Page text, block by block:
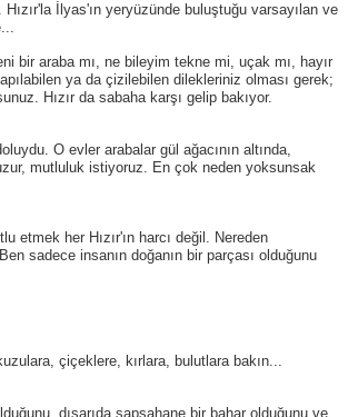
Hızır'la İlyas'ın yeryüzünde buluştuğu varsayılan ve
bir araba mı, ne bileyim tekne mi, uçak mı, hayır
ya da çizilebilen dilekleriniz olması gerek;
Hızır da sabaha karşı gelip bakıyor.
O evler arabalar gül ağacının altında,
mutluluk istiyoruz. En çok neden yoksunsak
etmek her Hızır'ın harcı değil. Nereden
sadece insanın doğanın bir parçası olduğunu
çiçeklere, kırlara, bulutlara bakın...
dışarıda şapşahane bir bahar olduğunu ve